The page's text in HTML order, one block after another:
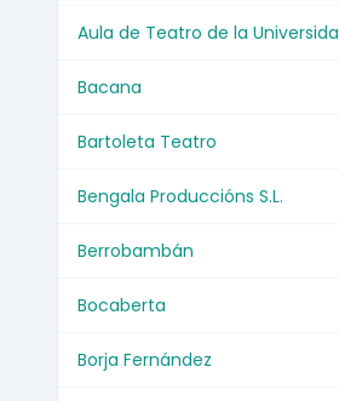
Aula de Teatro de la
Bacana
Bartoleta Teatro
Bengala Produccións S.L.
Berrobambán
Bocaberta
Borja Fernández